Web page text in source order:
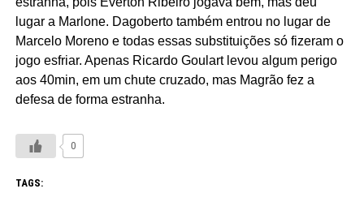
lugar a Marlone. Dagoberto também entrou no lugar de
Marcelo Moreno e todas essas substituições só fizeram o
jogo esfriar. Apenas Ricardo Goulart levou algum perigo
aos 40min, em um chute cruzado, mas Magrão fez a
defesa de forma estranha.
0
TAGS: